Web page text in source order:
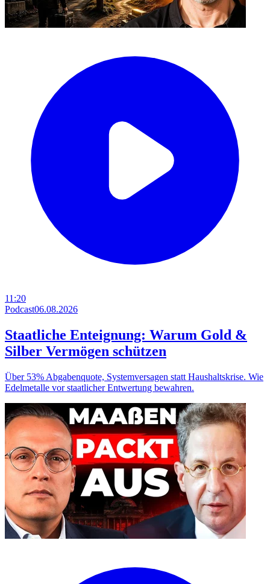
11:20
Podcast06.08.2026
Staatliche Enteignung: Warum Gold &
Silber Vermögen schützen
Über 53% Abgabenquote, Systemversagen statt Haushaltskrise. Wie
Edelmetalle vor staatlicher Entwertung bewahren.